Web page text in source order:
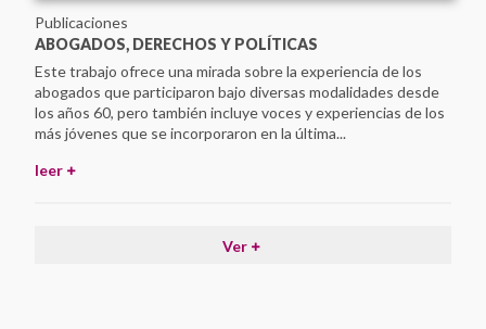
Publicaciones
ABOGADOS, DERECHOS Y POLÍTICAS
Este trabajo ofrece una mirada sobre la experiencia de los
abogados que participaron bajo diversas modalidades desde
los años 60, pero también incluye voces y experiencias de los
más jóvenes que se incorporaron en la última...
leer
Ver